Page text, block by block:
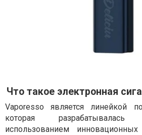
Что такое электронная
Vaporesso является линейкой
которая
использованием